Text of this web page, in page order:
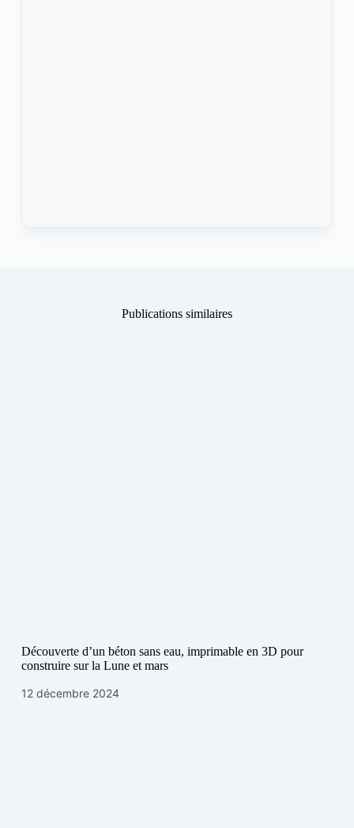
Publications similaires
Découverte d’un béton sans eau, imprimable en 3D pour
construire sur la Lune et mars
12 décembre 2024